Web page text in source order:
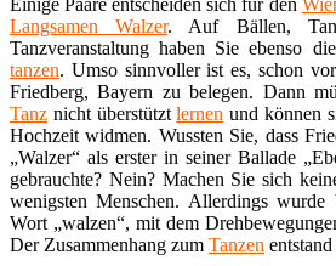
Langsamen Walzer. Auf Bällen,
Tanzveranstaltung haben Sie ebenso
tanzen. Umso sinnvoller ist es, schon
Friedberg, Bayern zu belegen. Dann
Tanz nicht überstütztlernen und können
Hochzeit widmen. Wussten Sie, dass
„Walzer“ als erster in seiner Ballade
gebrauchte? Nein? Machen Sie sich
wenigsten Menschen. Allerdings
Wort „walzen“, mit dem
Der Zusammenhang zum Tanzen